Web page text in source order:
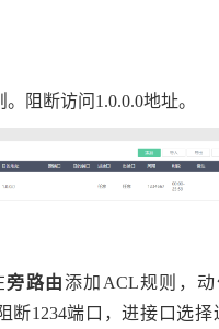
阻断访问1.0.0.0地址。
旁路由添加ACL规则，动
断1234端口，进接口选择